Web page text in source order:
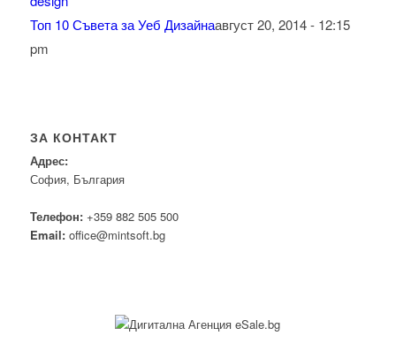
Топ 10 Съвета за Уеб Дизайнаавгуст 20, 2014 - 12:15
pm
ЗА КОНТАКТ
Адрес:
София, България
Телефон:+359 882 505 500
Email:office@mintsoft.bg